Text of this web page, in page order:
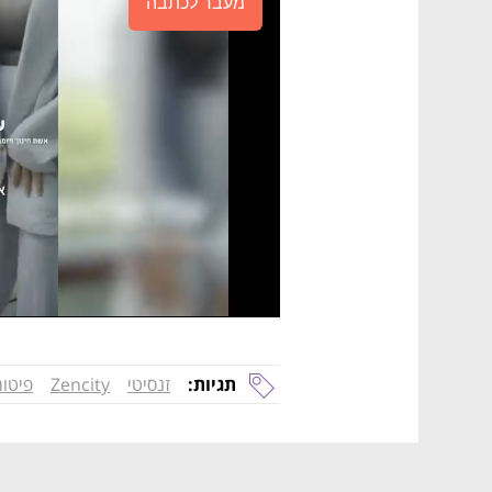
תגיות: זנסיטי Zencity